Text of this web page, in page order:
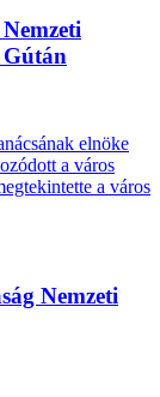
Gútán
elnöke
a város
a város
Nemzeti